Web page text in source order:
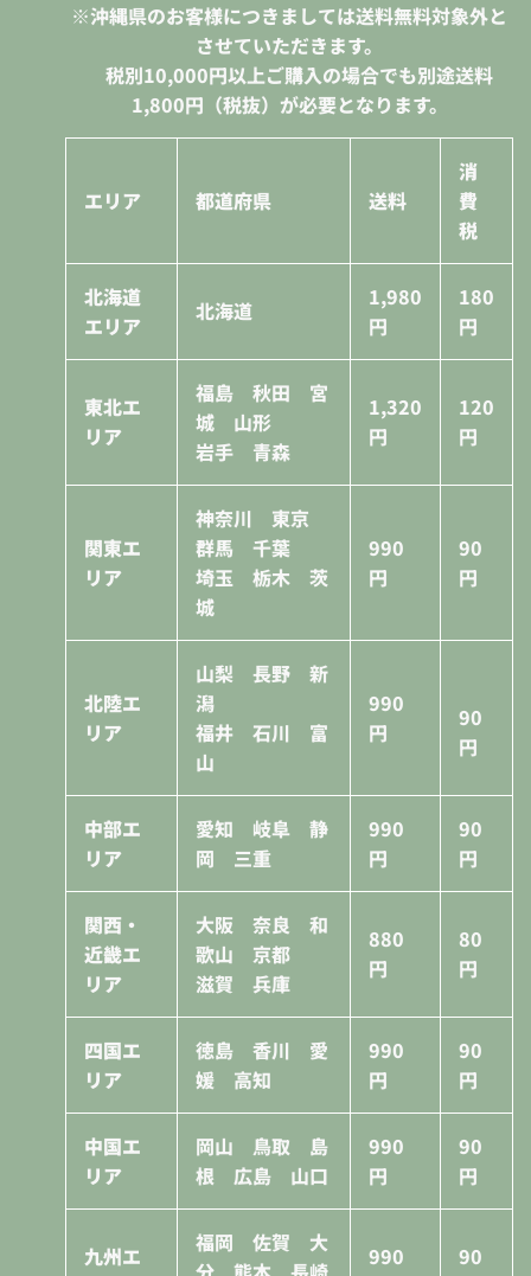
※沖縄県のお客様につきましては送料無料対象外と
させていただきます。
税別10,000円以上ご購入の場合でも別途送料
1,800円（税抜）が必要となります。
エリア 都道府県 送料
消
費
税
北海道
エリア
北海道
1,980
円
180
円
東北エ
リア
福島 秋田 宮
城 山形
岩手 青森
1,320
円
120
円
関東エ
リア
神奈川 東京
群馬 千葉
埼玉 栃木 茨
城
990
円
90
円
北陸エ
リア
山梨 長野 新
潟
福井 石川 富
山
990
円
90
円
中部エ
リア
愛知 岐阜 静
岡 三重
990
円
90
円
関西・
近畿エ
リア
大阪 奈良 和
歌山 京都
滋賀 兵庫
880
円
80
円
四国エ
リア
徳島 香川 愛
媛 高知
990
円
90
円
中国エ
リア
岡山 鳥取 島
根 広島 山口
990
円
90
円
九州エ
福岡 佐賀 大
990
90